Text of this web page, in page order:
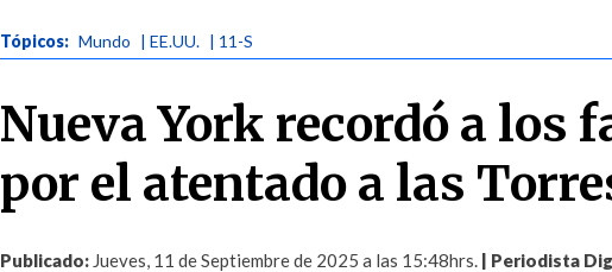
Tópicos: Mundo | EE.UU. | 11-S
Nueva York recordó a los
por el atentado a las
Publicado: Jueves, 11 de Septiembre de 2025 a las 15:48hrs. | Periodista